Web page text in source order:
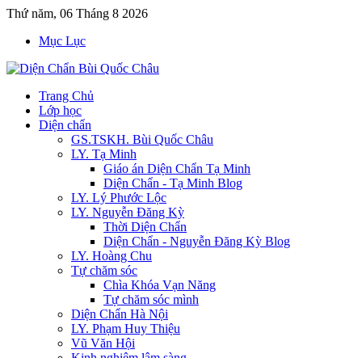
Thứ năm, 06 Tháng 8 2026
Mục Lục
Trang Chủ
Lớp học
Diện chẩn
GS.TSKH. Bùi Quốc Châu
LY. Tạ Minh
Giáo án Diện Chẩn Tạ Minh
Diện Chẩn - Tạ Minh Blog
LY. Lý Phước Lộc
LY. Nguyễn Đăng Kỳ
Thời Diện Chẩn
Diện Chẩn - Nguyễn Đăng Kỳ Blog
LY. Hoàng Chu
Tự chăm sóc
Chìa Khóa Vạn Năng
Tự chăm sóc mình
Diện Chẩn Hà Nội
LY. Phạm Huy Thiệu
Vũ Văn Hội